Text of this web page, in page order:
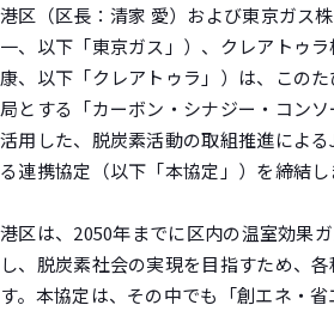
港区（区長：清家 愛）および東京ガス
一、以下「東京ガス」）、クレアトゥ
康、以下「クレアトゥラ」）は、この
局とする「カーボン・シナジー・コンソ
活用した、脱炭素活動の取組推進によ
る連携協定（以下「本協定」）を締結し
港区は、2050年までに区内の温室効果
し、脱炭素社会の実現を目指すため、
す。本協定は、その中でも「創エネ・